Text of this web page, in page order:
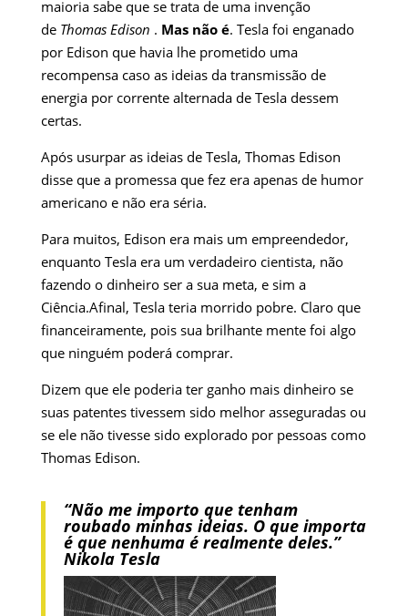
maioria sabe que se trata de uma invenção
de Thomas Edison . Mas não é. Tesla foi enganado
por Edison que havia lhe prometido uma
recompensa caso as ideias da transmissão de
energia por corrente alternada de Tesla dessem
certas.
Após usurpar as ideias de Tesla, Thomas Edison
disse que a promessa que fez era apenas de humor
americano e não era séria.
Para muitos, Edison era mais um empreendedor,
enquanto Tesla era um verdadeiro cientista, não
fazendo o dinheiro ser a sua meta, e sim a
Ciência.Afinal, Tesla teria morrido pobre. Claro que
financeiramente, pois sua brilhante mente foi algo
que ninguém poderá comprar.
Dizem que ele poderia ter ganho mais dinheiro se
suas patentes tivessem sido melhor asseguradas ou
se ele não tivesse sido explorado por pessoas como
Thomas Edison.
“Não me importo que tenham
roubado minhas ideias. O que importa
é que nenhuma é realmente deles.”
Nikola Tesla